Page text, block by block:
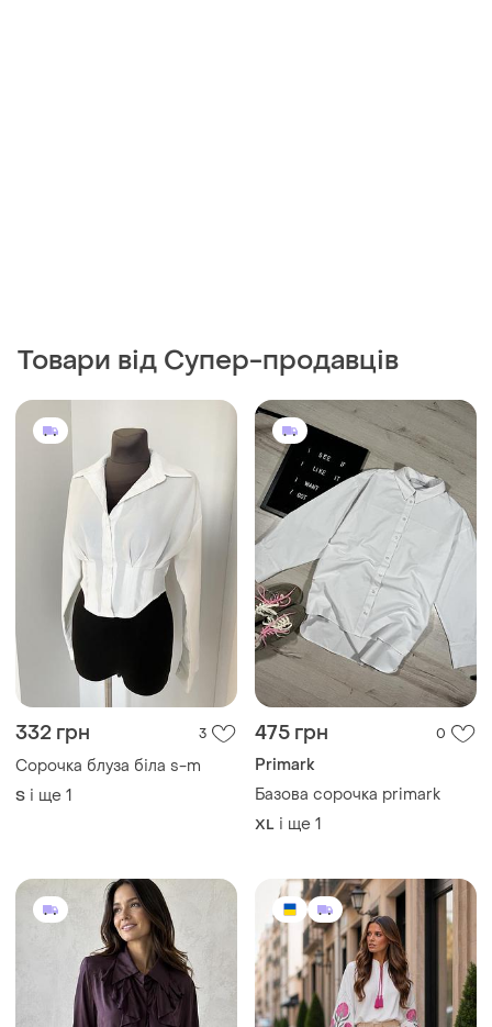
Товари від Супер-продавців
332 грн 3
Сорочка блуза біла s-m
S і ще 1
475 грн 0
Primark
Базова сорочка primark
XL і ще 1